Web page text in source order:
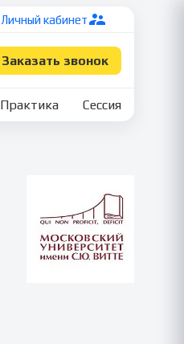
Личный кабинет
Заказать звонок
Практика Сессия